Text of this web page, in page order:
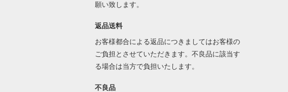
願い致します。
返品送料
お客様都合による返品につきましてはお客様の
ご負担とさせていただきます。不良品に該当す
る場合は当方で負担いたします。
不良品